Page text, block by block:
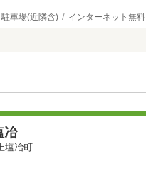
駐車場(近隣含) インターネット無料
冶
塩冶町